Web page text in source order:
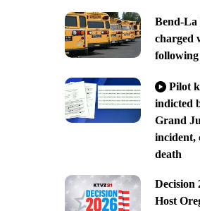
Bend-La
charged
Pilot
indicted
Grand
incident,
death
Decision
Host